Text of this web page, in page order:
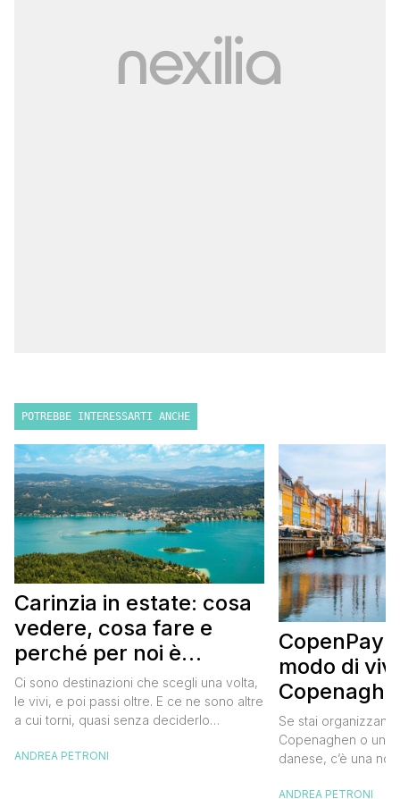
POTREBBE INTERESSARTI ANCHE
Carinzia in estate: cosa
vedere, cosa fare e
perché per noi è
diventata una
destinazione del cuore
Ci sono destinazioni che scegli una volta,
le vivi, e poi passi oltre. E ce ne sono altre
a cui torni, quasi senza deciderlo
richiamarti indietro più che il contrario. Per
ANDREA PETRONI
CopenPay:
modo di
meglio e
meno
Se stai
Copenaghen o un
danese, c’è una
CopenPay ed è
ANDREA PETRONI